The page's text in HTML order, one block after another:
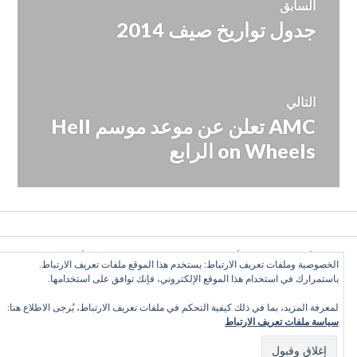
المقالات
السابق
المقالة
السابقة:
جدول تواريخ صيف 2014
التالي
المقالة
التالية:
AMC تعلن عن موعد موسم Hell
on Wheels الرابع
الخصوصية وملفات تعريف الارتباط: يستخدم هذا الموقع ملفات تعريف الارتباط.
باستمرارك في استخدام هذا الموقع الإلكتروني، فإنك توافق على استخدامها.
لمعرفة المزيد، بما في ذلك كيفية التحكم في ملفات تعريف الارتباط، يُرجى الاطلاع هنا:
سياسة ملفات تعريف الارتباط
كل الأراء تعبّر عن رأي الكاتب وحده, ولا تعبر عن رأي الموقع
Facebook
Twitter